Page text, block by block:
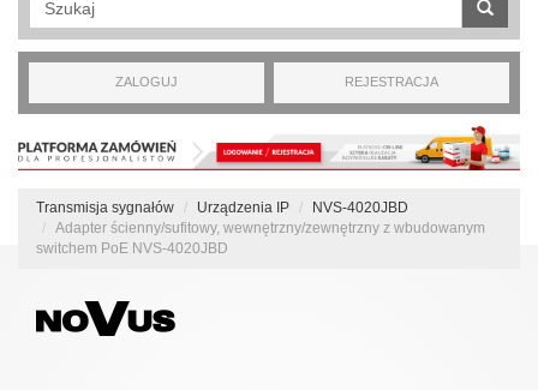
Wyszukiwanie pełnotekstowe
ZALOGUJ REJESTRACJA
Transmisja sygnałów Urządzenia IP
NVS-4020JBD
Adapter ścienny/sufitowy, wewnętrzny/zewnętrzny z wbudowanym
switchem PoE NVS-4020JBD